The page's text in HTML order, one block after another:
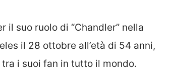
il suo ruolo di “Chandler” nella
il 28 ottobre all’età di 54 anni,
i suoi fan in tutto il mondo.